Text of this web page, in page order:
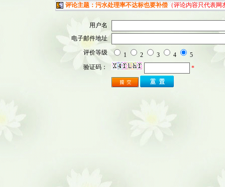
评论主题：污水处理率不达标也要补偿（评论内容只代表网
用户名
电子邮件地址
评价等级
1 2 3 4
5
验证码：
*